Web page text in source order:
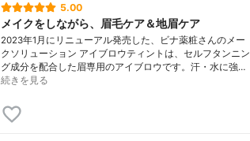
5.00
メイクをしながら、眉毛ケア＆地眉ケア
2023年1月にリニューアル発売した、ビナ薬粧さんのメー
クソリューション アイブロウティントは、セルフタンニン
グ成分を配合した眉専用のアイブロウです。汗・水に強…
続きを見る